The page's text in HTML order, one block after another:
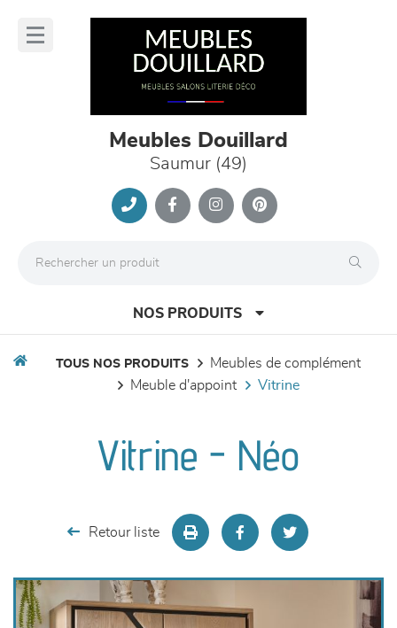
Meubles Douillard
Saumur (49)
NOS PRODUITS
chambres et dressing
literie
TOUS NOS PRODUITS
meubles de complément
meuble d'appoint
vitrine
Vitrine - Néo
Retour liste